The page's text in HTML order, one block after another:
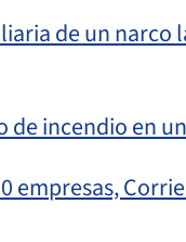
de un
de incendio en
empresas,